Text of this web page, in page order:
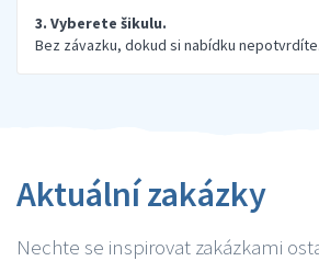
3. Vyberete šikulu.
Bez závazku, dokud si nabídku nepotvrdíte.
Aktuální zakázky
Nechte se inspirovat zakázkami